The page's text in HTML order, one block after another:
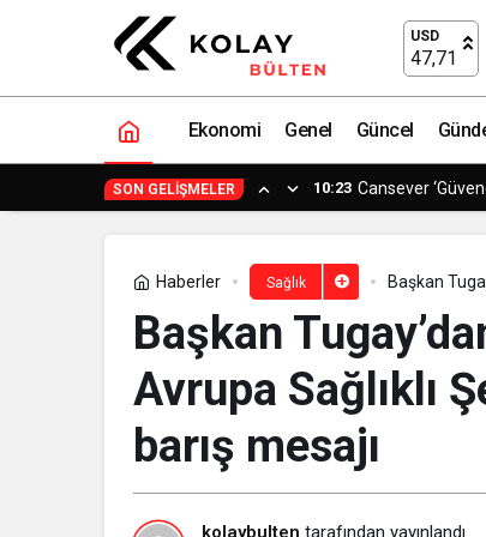
USD
47,71
Ekonomi Genel Güncel
SON GELIŞMELER 0:11 Avrupa ve Asya
Haberler Sağlık
Başkan
Başkan
Avrupa Sağlıklı
barış mesajı
kolaybulten tarafından yayınlandı
Başkan Tugay’dan Bursa’da